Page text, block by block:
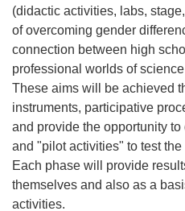
(didactic activities, labs,
of overcoming gender
connection between high
professional worlds of
These aims will be achieved
instruments, participative
and provide the opportunity
and "pilot activities" to test
Each phase will provide
themselves and also as a
activities.